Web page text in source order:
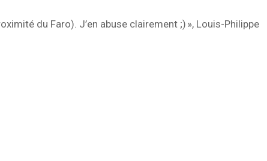
du Faro). J’en abuse clairement ;) », Louis-Philippe